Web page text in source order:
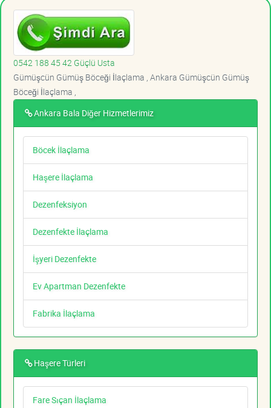
0542 188 45 42 Güçlü Usta
Gümüşcün Gümüş Böceği İlaçlama , Ankara Gümüşcün Gümüş
Böceği İlaçlama ,
Ankara Bala Diğer Hizmetlerimiz
Böcek İlaçlama
Haşere İlaçlama
Dezenfeksiyon
Dezenfekte İlaçlama
İşyeri Dezenfekte
Ev Apartman Dezenfekte
Fabrika İlaçlama
Haşere Türleri
Fare Sıçan İlaçlama